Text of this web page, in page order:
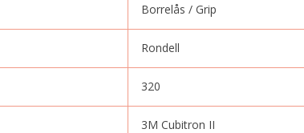
Borrelås / Grip
Rondell
320
3M Cubitron II